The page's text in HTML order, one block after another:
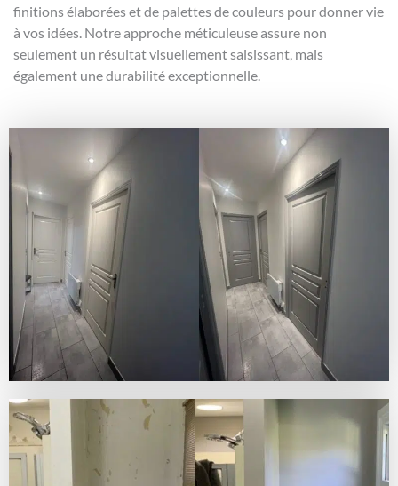
finitions élaborées et de palettes de couleurs pour donner vie
à vos idées. Notre approche méticuleuse assure non
seulement un résultat visuellement saisissant, mais
également une durabilité exceptionnelle.